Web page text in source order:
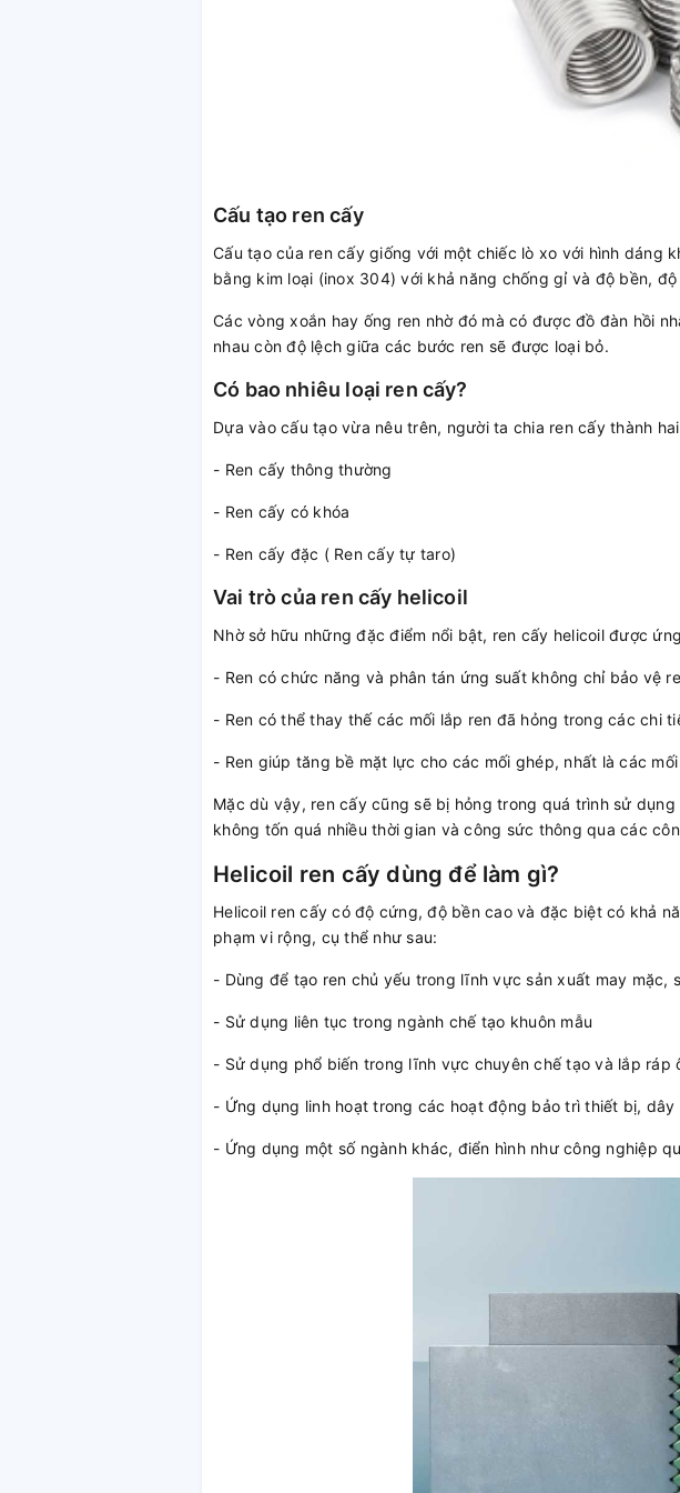
Cấu tạo ren cấy
Cấu tạo của ren cấy giống với một chiếc lò xo với hình dáng
bằng kim loại (inox 304) với khả năng chống gỉ và độ bền,
Các vòng xoắn hay ống ren nhờ đó mà có được đồ đàn hồi
nhau còn độ lệch giữa các bước ren sẽ được loại bỏ.
Có bao nhiêu loại ren cấy?
Dựa vào cấu tạo vừa nêu trên, người ta chia ren cấy thành
- Ren cấy thông thường
- Ren cấy có khóa
- Ren cấy đặc ( Ren cấy tự taro)
Vai trò của ren cấy helicoil
Nhờ sở hữu những đặc điểm nổi bật, ren cấy helicoil được
- Ren có chức năng và phân tán ứng suất không chỉ bảo vệ
- Ren có thể thay thế các mối lắp ren đã hỏng trong các chi
- Ren giúp tăng bề mặt lực cho các mối ghép, nhất là các
Mặc dù vậy, ren cấy cũng sẽ bị hỏng trong quá trình sử
không tốn quá nhiều thời gian và công sức thông qua các
Helicoil ren cấy dùng để làm gì?
Helicoil ren cấy có độ cứng, độ bền cao và đặc biệt có khả
phạm vi rộng, cụ thể như sau:
- Dùng để tạo ren chủ yếu trong lĩnh vực sản xuất may mặc,
- Sử dụng liên tục trong ngành chế tạo khuôn mẫu
- Sử dụng phổ biến trong lĩnh vực chuyên chế tạo và lắp ráp
- Ứng dụng linh hoạt trong các hoạt động bảo trì thiết bị, dây
- Ứng dụng một số ngành khác, điển hình như công nghiệp